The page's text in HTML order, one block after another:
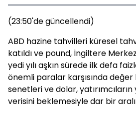
(23:50'de güncellendi)
ABD hazine tahvilleri küresel
katıldı ve pound, İngiltere
yedi yılı aşkın sürede ilk defa
önemli paralar karşısında
senetleri ve dolar,
verisini beklemesiyle dar bir